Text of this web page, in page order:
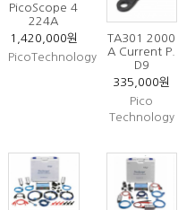
PicoScope 4
224A
1,420,000원
PicoTechnology
TA301 2000
A Current P.
D9
335,000원
Pico
Technology